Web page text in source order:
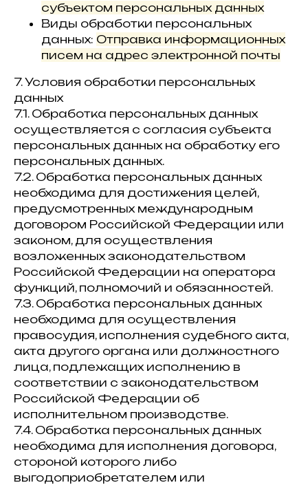
субъектом персональных данных
Виды обработки персональных
данных: Отправка информационных
писем на адрес электронной почты
7. Условия обработки персональных
данных
7.1. Обработка персональных данных
осуществляется с согласия субъекта
персональных данных на обработку его
персональных данных.
7.2. Обработка персональных данных
необходима для достижения целей,
предусмотренных международным
договором Российской Федерации или
законом, для осуществления
возложенных законодательством
Российской Федерации на оператора
функций, полномочий и обязанностей.
7.3. Обработка персональных данных
необходима для осуществления
правосудия, исполнения судебного акта,
акта другого органа или должностного
лица, подлежащих исполнению в
соответствии с законодательством
Российской Федерации об
исполнительном производстве.
7.4. Обработка персональных данных
необходима для исполнения договора,
стороной которого либо
выгодоприобретателем или